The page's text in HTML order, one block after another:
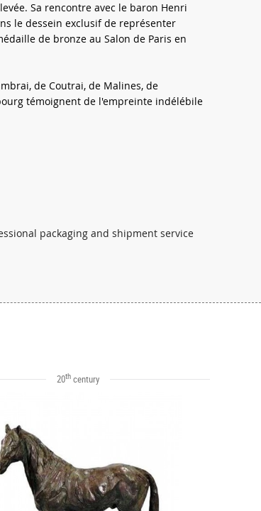
Sa rencontre avec le baron Henri
le dessein exclusif de représenter
de bronze au Salon de Paris en
de Coutrai, de Malines, de
témoignent de l'empreinte indélébile
packaging and shipment service
20th century